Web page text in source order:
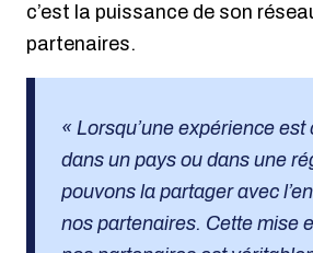
c’est la puissance de son
partenaires.
« Lorsqu’une expérience
dans un pays ou dans une
pouvons la partager avec
nos partenaires. Cette mise